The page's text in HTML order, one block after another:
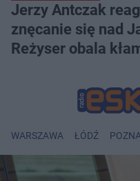
Jerzy Antczak
znęcanie się nad
Reżyser obala
WARSZAWA ŁÓDŹ